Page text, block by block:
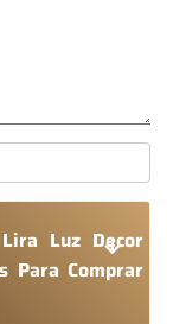
Luz Decor
Para Comprar